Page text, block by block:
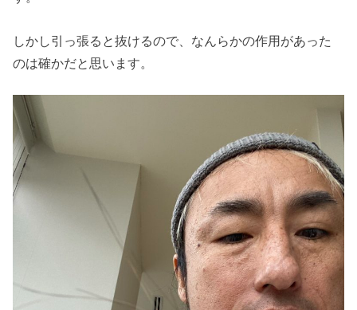
しかし引っ張ると抜けるので、なんらかの作用があった
のは確かだと思います。